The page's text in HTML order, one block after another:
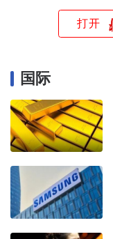
打开
国际